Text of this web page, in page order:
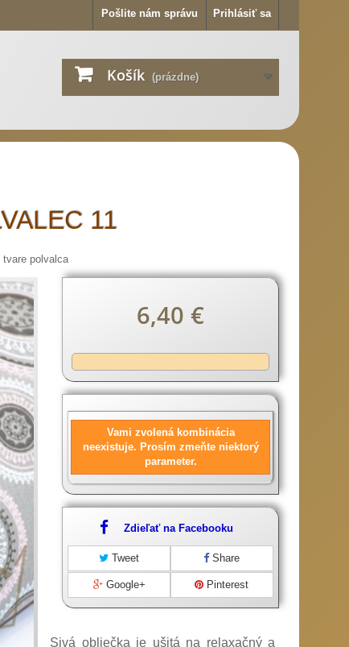
Prihlásiť sa
Pošlite nám správu
Košík (prázdne)
11
polvalca
6,40 €
Vami zvolená kombinácia
neexistuje. Prosím zmeňte niektorý
parameter.
Zdieľať na Facebooku
Tweet Share
Google+ Pinterest
Sivá obliečka je ušitá na relaxačný a